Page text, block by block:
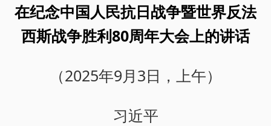
在纪念中国人民抗日战争暨世界反法
西斯战争胜利80周年大会上的讲话
（2025年9月3日，上午）
习近平